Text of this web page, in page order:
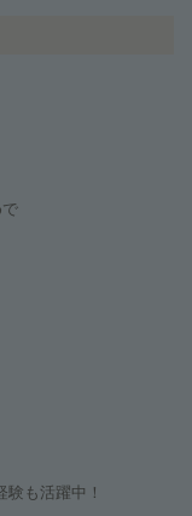
も活躍中！